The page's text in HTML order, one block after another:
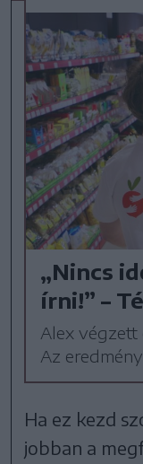
„Nincs
írni!” –
Alex végzett
Az
Ha ez kezd
jobban a